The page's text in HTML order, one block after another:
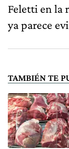
Feletti en la
ya parece
TAMBIÉN TE